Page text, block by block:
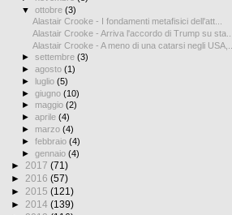
▼ottobre(3)
Alastair Crooke - I fondamenti metafisici dell'att...
Alastair Crooke - Arriva l'accordo di Trump su sta...
Alastair Crooke - A meno di una catarsi negli USA,...
►settembre(3)
►agosto(1)
► luglio(5)
►giugno(10)
► maggio(2)
►aprile(4)
► marzo(4)
►febbraio(4)
►gennaio(4)
► 2017 (71)
► 2016 (57)
► 2015 (121)
► 2014 (139)